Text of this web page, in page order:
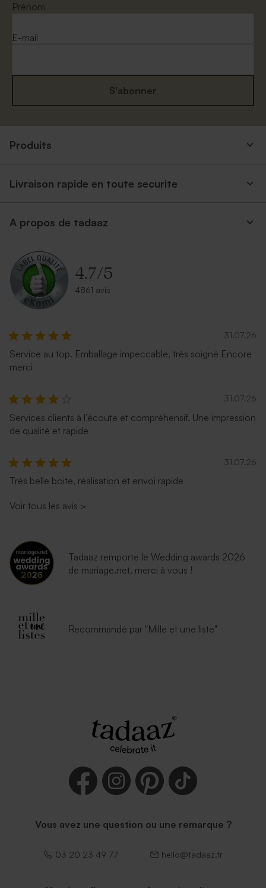
Prénom
E-mail
S'abonner
Produits
Livraison rapide en toute securite
A propos de tadaaz
4.7/5
4861 avis
31.07.26
Service au top. Emballage impeccable, très soigné Encore
merci
31.07.26
Services clients à l’écoute et compréhensif. Une impression
de qualité et rapide
31.07.26
Très belle boite, réalisation et envoi rapide
Voir tous les avis >
Tadaaz remporte le Wedding awards 2026
de mariage.net, merci à vous !
Recommandé par "Mille et une liste"
Vous avez une question ou une remarque ?
03 20 23 49 77 hello@tadaaz.fr